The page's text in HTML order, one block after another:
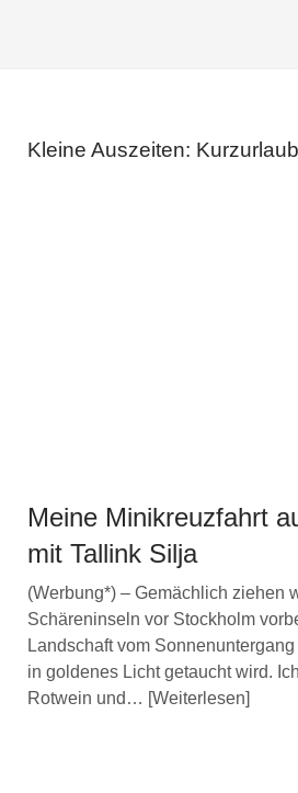
Kleine Auszeiten:
Meine Minikreuzfahrt
mit Tallink Silja
(Werbung*) – Gemächlich ziehen
Schäreninseln vor Stockholm
Landschaft vom
in goldenes Licht getaucht wird.
Rotwein und… Weiterlesen